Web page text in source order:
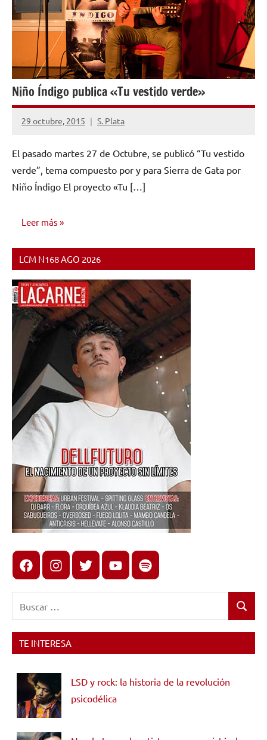
Niño Índigo publica «Tu vestido verde»
29 octubre, 2015 S. Plata
No
comentarios
El pasado martes 27 de Octubre, se publicó “Tu vestido
verde”, tema compuesto por y para Sierra de Gata por
Niño Índigo El proyecto «Tu […]
Leer más
NOTICIAS
LCM N168 AGO 2026
FacebookInstagram
X youtubespotify
Buscar
TE INTERESA
LSD y rock: la historia de la revolución
psicodélica